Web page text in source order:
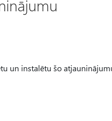
un instalētu šo